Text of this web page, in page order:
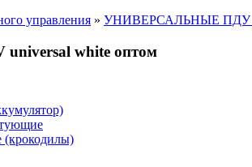
управления » УНИВЕРСАЛЬНЫЕ ПДУ
universal white оптом
(крокодилы)